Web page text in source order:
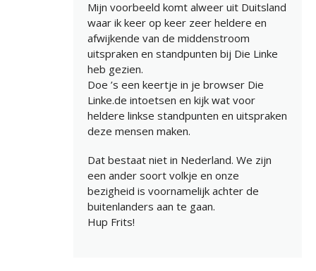
Mijn voorbeeld komt alweer uit Duitsland
waar ik keer op keer zeer heldere en
afwijkende van de middenstroom
uitspraken en standpunten bij Die Linke
heb gezien.
Doe ’s een keertje in je browser Die
Linke.de intoetsen en kijk wat voor
heldere linkse standpunten en uitspraken
deze mensen maken.
Dat bestaat niet in Nederland. We zijn
een ander soort volkje en onze
bezigheid is voornamelijk achter de
buitenlanders aan te gaan.
Hup Frits!